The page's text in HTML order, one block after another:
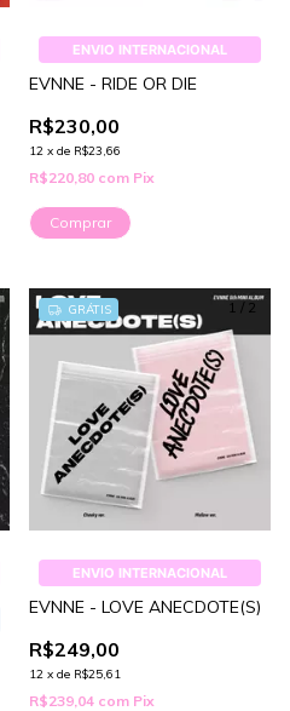
ENVIO INTERNACIONAL
EVNNE - RIDE OR DIE
R$230,00
12 x de R$23,66
R$220,80 com Pix
Comprar
1 / 2
GRÁTIS
ENVIO INTERNACIONAL
EVNNE - LOVE ANECDOTE(S)
R$249,00
12 x de R$25,61
R$239,04 com Pix